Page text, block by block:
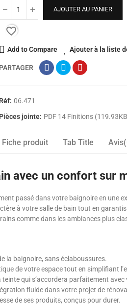
AJOUTER AU PANIER
favorite_border
Add to Compare Ajouter à la liste
PARTAGER
Réf: 06.471
Pièces jointe: PDF 14 Finitions
Fiche produit Tab Title
avec un confort sur
passé dans votre baignoire en une
à votre salle de bain tout en
comme dans les ambiances plus
la baignoire, sans éclaboussures.
de votre espace tout en simplifiant
qui s’accordera parfaitement
fluide dans votre projet de
de ses produits, conçus pour durer.